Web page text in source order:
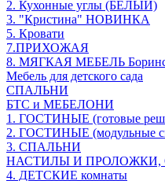
2. Кухонные углы (БЕЛЫЙ)
3. "Кристина" НОВИНКА
5. Кровати
7.ПРИХОЖАЯ
8. МЯГКАЯ МЕБЕЛЬ
Мебель для детского сада
СПАЛЬНИ
БТС и МЕБЕЛОНИ
1. ГОСТИНЫЕ (готовые
2. ГОСТИНЫЕ (модульные
3. СПАЛЬНИ
НАСТИЛЫ И ПРОЛОЖКИ,
4. ДЕТСКИЕ комнаты